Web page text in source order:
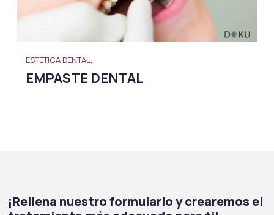
ESTÉTICA DENTAL,
EMPASTE DENTAL
¡Rellena nuestro formulario y crearemos el